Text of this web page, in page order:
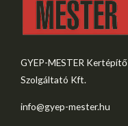
GYEP-MESTER Kertépítő
Szolgáltató Kft.
info@gyep-mester.hu